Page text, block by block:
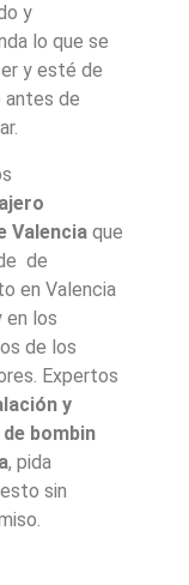
y
lo que se
y esté de
antes de
Valencia que
de
en Valencia
en los
de los
Expertos
y
bombin
, pida
sin